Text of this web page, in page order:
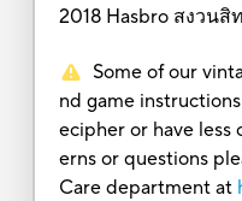
2018 Hasbro สงวน
Some of our
nd game
ecipher or have less
erns or questions
Care department at